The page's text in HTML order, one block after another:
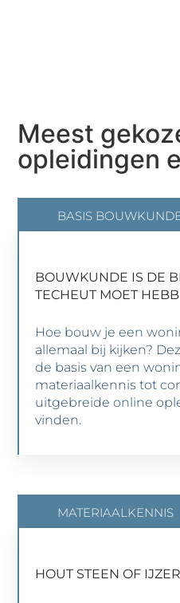
Meest
opleidingen
BASIS
BOUWKUNDE IS DE
TECHEUT MOET
Hoe bouw je een
allemaal bij kijken?
de basis van een
materiaalkennis tot
uitgebreide online
vinden.
BASIS BOUWKUNDE:
Niveau 3 | 5 modules |
BEKIJK DE
MATERIAALKENNIS
HOUT STEEN OF